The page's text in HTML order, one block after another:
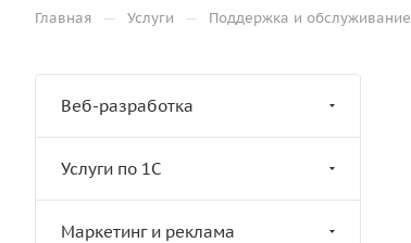
Главная — Услуги — Поддержка и обслуживание
Веб-разработка
Услуги по 1С
Маркетинг и реклама